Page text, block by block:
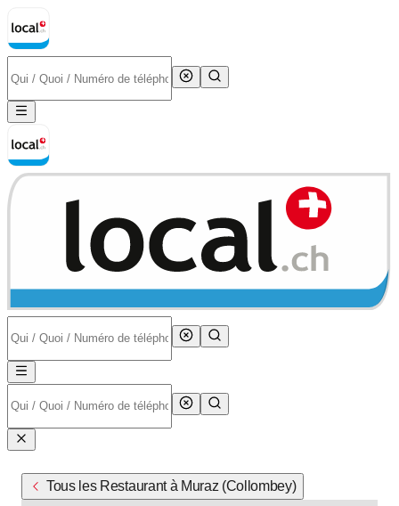
Tous les Restaurant à Muraz (Collombey)